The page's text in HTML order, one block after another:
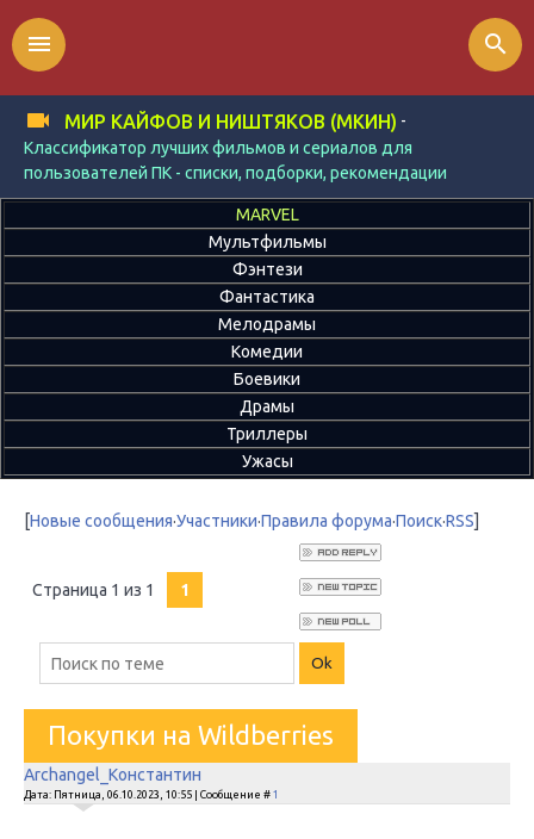
МИР КАЙФОВ И НИШТЯКОВ (МКИН) -
Классификатор лучших фильмов и сериалов для
пользователей ПК - списки, подборки, рекомендации
menu search
MARVEL
Мультфильмы
Фэнтези
Фантастика
Мелодрамы
Комедии
Боевики
Драмы
Триллеры
Ужасы
[Новые сообщения·Участники·Правила форума·Поиск·RSS]
Страница 1 из 1 1
Покупки на Wildberries
Archangel_Константин
Дата: Пятница, 06.10.2023, 10:55 | Сообщение # 1